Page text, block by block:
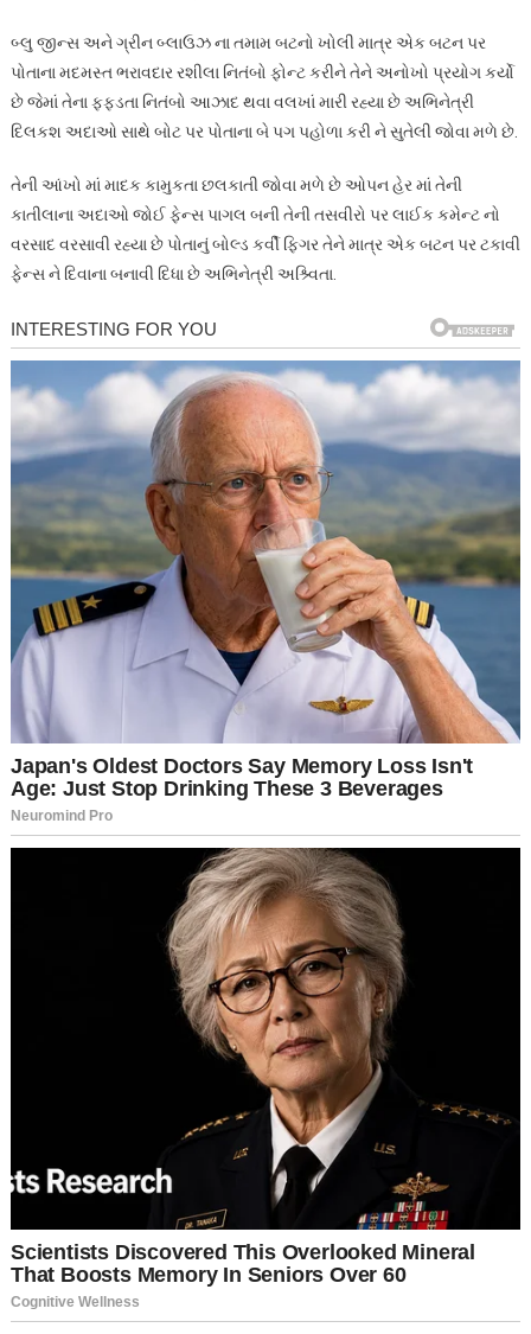
બ્લુ જીન્સ અને ગ્રીન બ્લાઉઝ ના તમામ બટનો ખોલી માત્ર એક બટન પર
પોતાના મદમસ્ત ભરાવદાર રશીલા નિતંબો ફોન્ટ કરીને તેને અનોખો પ્રયોગ કર્યો
છે જેમાં તેના ફફડતા નિતંબો આઝાદ થવા વલખાં મારી રહ્યા છે અભિનેત્રી
દિલકશ અદાઓ સાથે બોટ પર પોતાના બે પગ પહોળા કરી ને સુતેલી જોવા મળે છે.
તેની આંખો માં માદક કામુકતા છલકાતી જોવા મળે છે ઓપન હેર માં તેની
કાતીલાના અદાઓ જોઈ ફેન્સ પાગલ બની તેની તસવીરો પર લાઈક કમેન્ટ નો
વરસાદ વરસાવી રહ્યા છે પોતાનું બોલ્ડ કર્વી ફિગર તેને માત્ર એક બટન પર ટકાવી
ફેન્સ ને દિવાના બનાવી દિધા છે અભિનેત્રી અશ્ર્વિતા.